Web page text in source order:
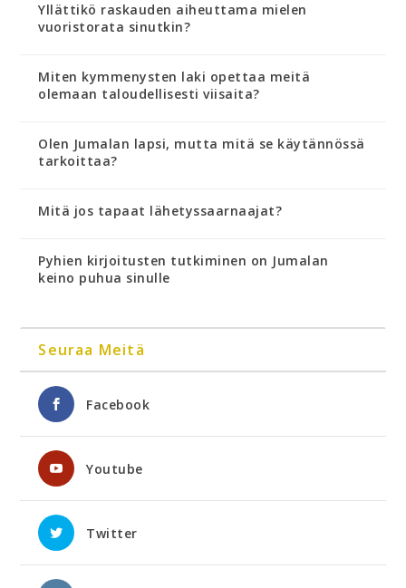
Yllättikö raskauden aiheuttama mielen
vuoristorata sinutkin?
Miten kymmenysten laki opettaa meitä
olemaan taloudellisesti viisaita?
Olen Jumalan lapsi, mutta mitä se käytännössä
tarkoittaa?
Mitä jos tapaat lähetyssaarnaajat?
Pyhien kirjoitusten tutkiminen on Jumalan
keino puhua sinulle
Seuraa Meitä
Facebook
Youtube
Twitter